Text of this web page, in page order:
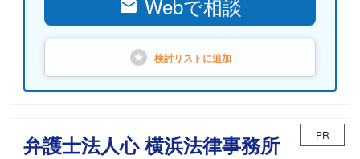
Webで相談
検討リストに追加
弁護士法人心 横浜法律事務所 PR